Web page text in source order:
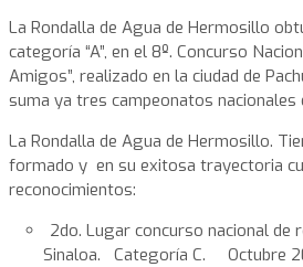
La Rondalla de Agua de Hermosillo
categoría “A”, en el 8º. Concurso
Amigos”, realizado en la ciudad de
suma ya tres campeonatos nacionales
La Rondalla de Agua de Hermosillo.
formado y en su exitosa trayectoria
reconocimientos:
2do. Lugar concurso nacional de
Sinaloa. Categoría C. Octubre